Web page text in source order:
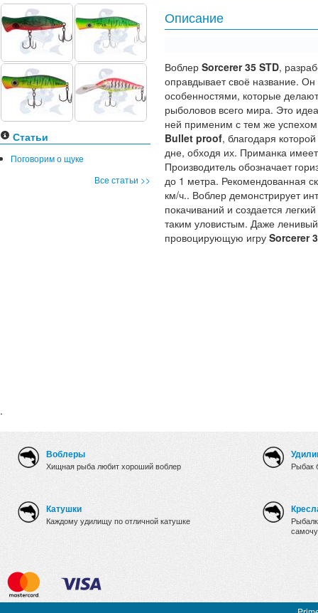
Статьи
Поговорим о щуке
Все статьи >>
.
Описание
Воблер Sorcerer 35 STD,
оправдывает своё название.
особенностями, которые
рыболовов всего мира. Это
ней применим с тем же
Bullet proof, благодаря
дне, обходя их. Приманка
Производитель обозначает
до 1 метра. Рекомендованная
км/ч.. Воблер демонстрирует
покачиваний и создается
таким уловистым. Даже
провоцирующую игру Sorcerer
Воблеры
Хищная рыба любит хороший воблер
Катушки
Каждому удилищу по отличной катушке
Рыбак